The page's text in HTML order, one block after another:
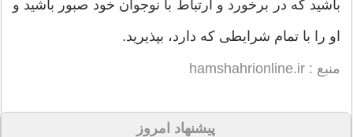
باشید که در برخورد و ارتباط با نوجوان خود صبور باشید و
او را با تمام شرایطی که دارد، بپذیرید.
منبع : hamshahrionline.ir
پیشنهاد امروز